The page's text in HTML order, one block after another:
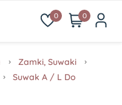
0 0
Zamki, Suwaki
Suwak A / L Do